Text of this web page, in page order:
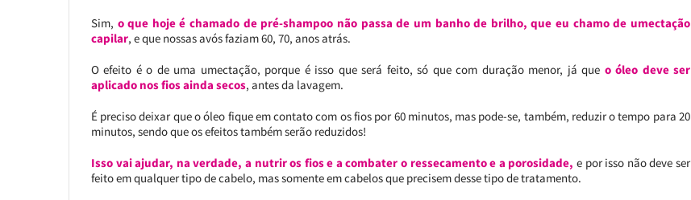
Sim, o que hoje é chamado de pré-shampoo não passa de um banho de brilho, que eu chamo de umectação
capilar, e que nossas avós faziam 60, 70, anos atrás.
O efeito é o de uma umectação, porque é isso que será feito, só que com duração menor, já que o óleo deve ser
aplicado nos fios ainda secos, antes da lavagem.
É preciso deixar que o óleo fique em contato com os fios por 60 minutos, mas pode-se, também, reduzir o tempo para 20
minutos, sendo que os efeitos também serão reduzidos!
Isso vai ajudar, na verdade, a nutrir os fios e a combater o ressecamento e a porosidade, e por isso não deve ser
feito em qualquer tipo de cabelo, mas somente em cabelos que precisem desse tipo de tratamento.